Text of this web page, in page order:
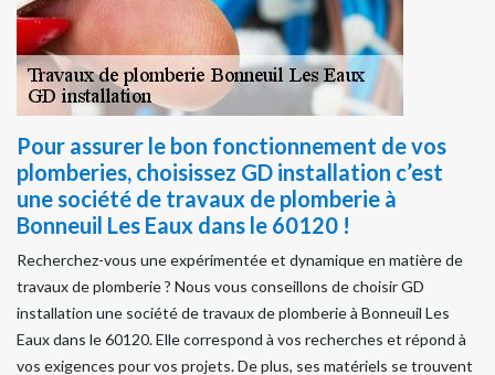
Pour assurer le bon fonctionnement de vos
plomberies, choisissez GD installation c’est
une société de travaux de plomberie à
Bonneuil Les Eaux dans le 60120 !
Recherchez-vous une expérimentée et dynamique en matière de
travaux de plomberie ? Nous vous conseillons de choisir GD
installation une société de travaux de plomberie à Bonneuil Les
Eaux dans le 60120. Elle correspond à vos recherches et répond à
vos exigences pour vos projets. De plus, ses matériels se trouvent